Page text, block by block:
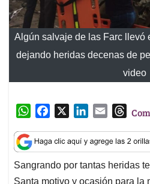
Algún salvaje de las Farc llevó
dejando heridas decenas de
video
W
a
t
s
c
e
b
n
k
e
a
i
l
T
r
e
a
Sangrando por tantas heridas
Santa motivo y ocasión para la